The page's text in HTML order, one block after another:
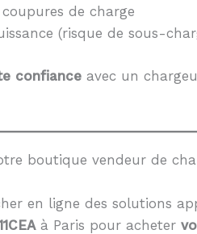
de charge
(risque de sous-
confiance avec un
boutique vendeur de
en ligne des solutions
à Paris pour acheter